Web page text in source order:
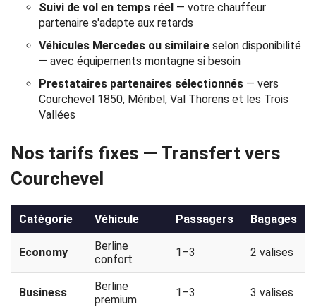
d'affaires
Contact
CGV
Politique
de
confidentialité
Suivi de vol en temps réel — votre chauffeur
partenaire s'adapte aux retards
Véhicules Mercedes ou similaire selon disponibilité
— avec équipements montagne si besoin
Prestataires partenaires sélectionnés — vers
Courchevel 1850, Méribel, Val Thorens et les Trois
Vallées
Nos tarifs fixes — Transfert vers
Courchevel
Catégorie Véhicule Passagers Bagages
Economy
Berline
confort
1–3 2 valises
Business
Berline
premium
1–3 3 valises